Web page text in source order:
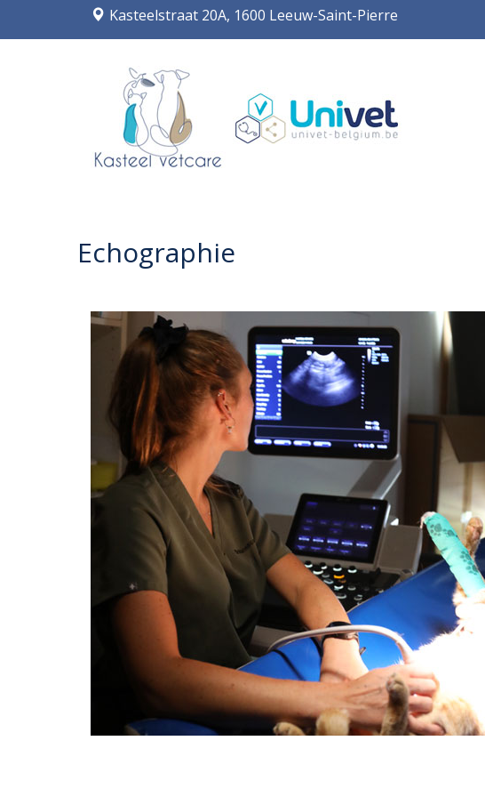
Kasteelstraat 20A, 1600 Leeuw-Saint-Pierre
Echographie